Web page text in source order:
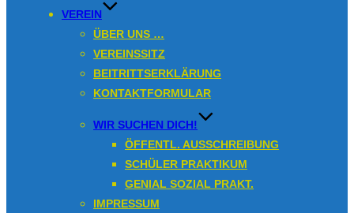
VEREIN
ÜBER UNS …
VEREINSSITZ
BEITRITTSERKLÄRUNG
KONTAKTFORMULAR
WIR SUCHEN DICH!
ÖFFENTL. AUSSCHREIBUNG
SCHÜLER PRAKTIKUM
GENIAL SOZIAL PRAKT.
IMPRESSUM